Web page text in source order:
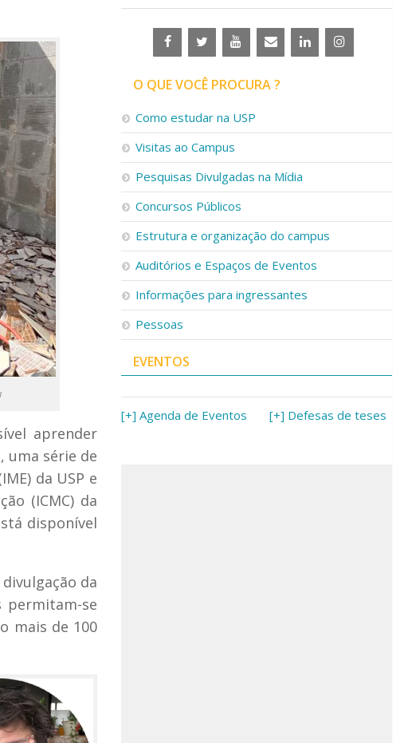
aprender
, uma série de
da USP e
(ICMC) da
disponível
da
permitam-se
mais de 100
O QUE VOCÊ PROCURA ?
Como estudar na USP
Visitas ao Campus
Pesquisas Divulgadas na Mídia
Concursos Públicos
Estrutura e organização do campus
Auditórios e Espaços de Eventos
Informações para ingressantes
Pessoas
EVENTOS
[+] Agenda de Eventos [+] Defesas de teses